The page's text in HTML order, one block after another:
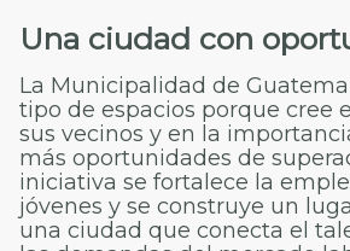
Una ciudad con
La Municipalidad de
tipo de espacios porque cree
sus vecinos y en la
más oportunidades de
iniciativa se fortalece la
jóvenes y se construye un
una ciudad que conecta el